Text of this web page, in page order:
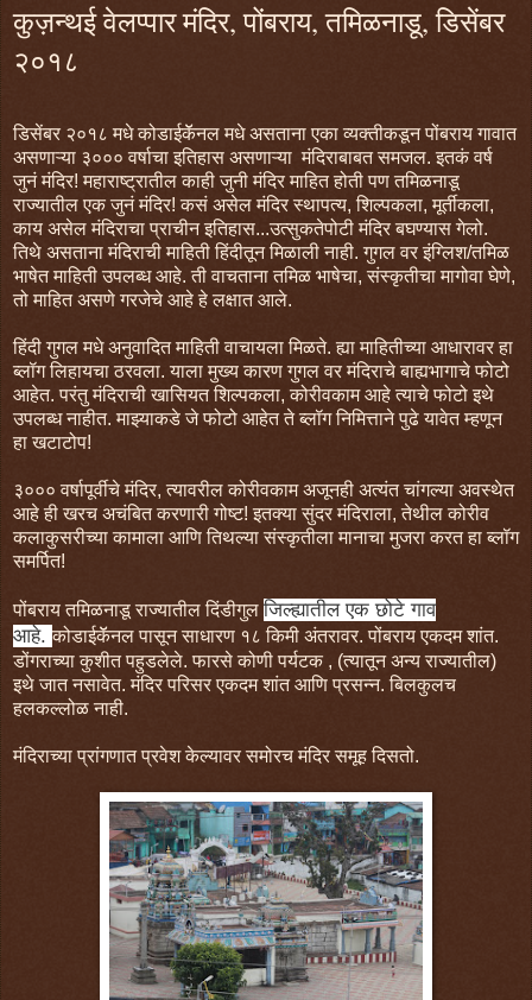
कुज़न्थई वेलप्पार मंदिर, पोंबराय, तमिळनाडू, डिसेंबर
२०१८
डिसेंबर २०१८ मधे कोडाईकॅॅनल मधे असताना एका व्यक्तीकडून पोंबराय गावात
असणाऱ्या ३००० वर्षाचा इतिहास असणाऱ्या मंदिराबाबत समजल. इतकं वर्ष
जुनं मंदिर! महाराष्ट्रातील काही जुनी मंदिर माहित होती पण तमिळनाडू
राज्यातील एक जुनं मंदिर! कसं असेल मंदिर स्थापत्य, शिल्पकला, मूर्तीकला,
काय असेल मंदिराचा प्राचीन इतिहास...उत्सुकतेपोटी मंदिर बघण्यास गेलो.
तिथे असताना मंदिराची माहिती हिंदीतून मिळाली नाही. गुगल वर इंग्लिश/तमिळ
भाषेत माहिती उपलब्ध आहे. ती वाचताना तमिळ भाषेचा, संस्कृतीचा मागोवा घेणे,
तो माहित असणे गरजेचे आहे हे लक्षात आले.
हिंदी गुगल मधे अनुवादित माहिती वाचायला मिळते. ह्या माहितीच्या आधारावर हा
ब्लॉग लिहायचा ठरवला. याला मुख्य कारण गुगल वर मंदिराचे बाह्यभागाचे फोटो
आहेत. परंतु मंदिराची खासियत शिल्पकला, कोरीवकाम आहे त्याचे फोटो इथे
उपलब्ध नाहीत. माझ्याकडे जे फोटो आहेत ते ब्लॉग निमित्ताने पुढे यावेत म्हणून
हा खटाटोप!
३००० वर्षापूर्वीचे मंदिर, त्यावरील कोरीवकाम अजूनही अत्यंत चांगल्या अवस्थेत
आहे ही खरच अचंबित करणारी गोष्ट! इतक्या सुंदर मंदिराला, तेथील कोरीव
कलाकुसरीच्या कामाला आणि तिथल्या संस्कृतीला मानाचा मुजरा करत हा ब्लॉग
समर्पित!
पोंबराय तमिळनाडू राज्यातील दिंडीगुल जिल्ह्यातील एक छोटे गाव
आहे. कोडाईकॅॅनल पासून साधारण १८ किमी अंतरावर. पोंबराय एकदम शांत.
डोंगराच्या कुशीत पहुडलेले. फारसे कोणी पर्यटक , (त्यातून अन्य राज्यातील)
इथे जात नसावेत. मंदिर परिसर एकदम शांत आणि प्रसन्न. बिलकुलच
हलकल्लोळ नाही.
मंदिराच्या प्रांगणात प्रवेश केल्यावर समोरच मंदिर समूह दिसतो.